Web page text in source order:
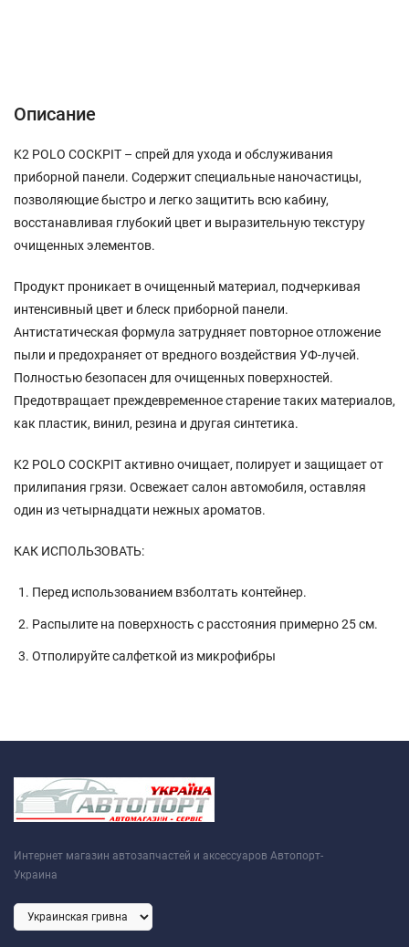
Описание
K2 POLO COCKPIT – спрей для ухода и обслуживания
приборной панели. Содержит специальные наночастицы,
позволяющие быстро и легко защитить всю кабину,
восстанавливая глубокий цвет и выразительную текстуру
очищенных элементов.
Продукт проникает в очищенный материал, подчеркивая
интенсивный цвет и блеск приборной панели.
Антистатическая формула затрудняет повторное отложение
пыли и предохраняет от вредного воздействия УФ-лучей.
Полностью безопасен для очищенных поверхностей.
Предотвращает преждевременное старение таких материалов,
как пластик, винил, резина и другая синтетика.
K2 POLO COCKPIT активно очищает, полирует и защищает от
прилипания грязи. Освежает салон автомобиля, оставляя
один из четырнадцати нежных ароматов.
КАК ИСПОЛЬЗОВАТЬ:
Перед использованием взболтать контейнер.
Распылите на поверхность с расстояния примерно 25 см.
Отполируйте салфеткой из микрофибры
Интернет магазин автозапчастей и аксессуаров Автопорт-
Украина